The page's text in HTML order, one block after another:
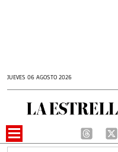
JUEVES 06 AGOSTO 2026